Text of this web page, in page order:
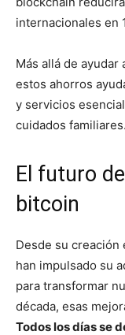
internacionales en
Más allá de
estos ahorros
y servicios
cuidados familiares.
El futuro
bitcoin
Desde su creación
han impulsado su
para transformar
década, esas
Todos los días se